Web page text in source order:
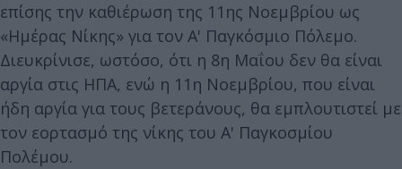
επίσης την καθιέρωση της 11ης Νοεμβρίου ως
«Ημέρας Νίκης» για τον Α' Παγκόσμιο Πόλεμο.
Διευκρίνισε, ωστόσο, ότι η 8η Μαΐου δεν θα είναι
αργία στις ΗΠΑ, ενώ η 11η Νοεμβρίου, που είναι
ήδη αργία για τους βετεράνους, θα εμπλουτιστεί με
τον εορτασμό της νίκης του Α' Παγκοσμίου
Πολέμου.